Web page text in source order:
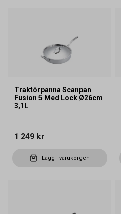
Traktörpanna Scanpan
Fusion 5 Med Lock Ø26cm
3,1L
1 249 kr
Lägg i varukorgen